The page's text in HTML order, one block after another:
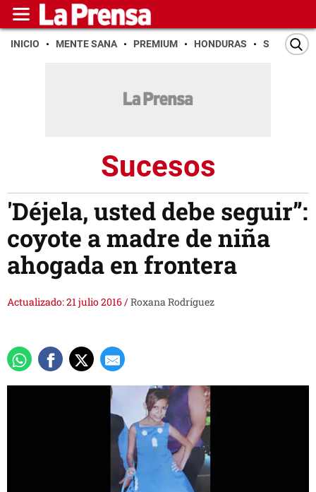
INICIO MENTE SANA PREMIUM HONDURAS SAN PEDRO
Sucesos
'Déjela, usted debe seguir”:
coyote a madre de niña
ahogada en frontera
Actualizado: 21 julio 2016/Roxana Rodríguez